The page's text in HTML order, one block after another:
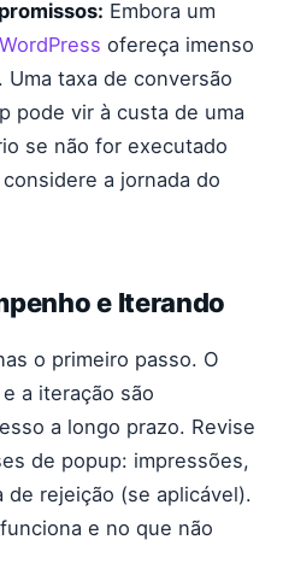
Embora um
ofereça imenso
taxa de conversão
pode vir à custa de uma
se não for executado
a jornada do
e Iterando
o primeiro passo. O
a iteração são
a longo prazo. Revise
de popup: impressões,
rejeição (se aplicável).
e no que não